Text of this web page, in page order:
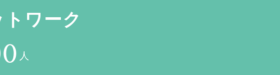
ワーク
人